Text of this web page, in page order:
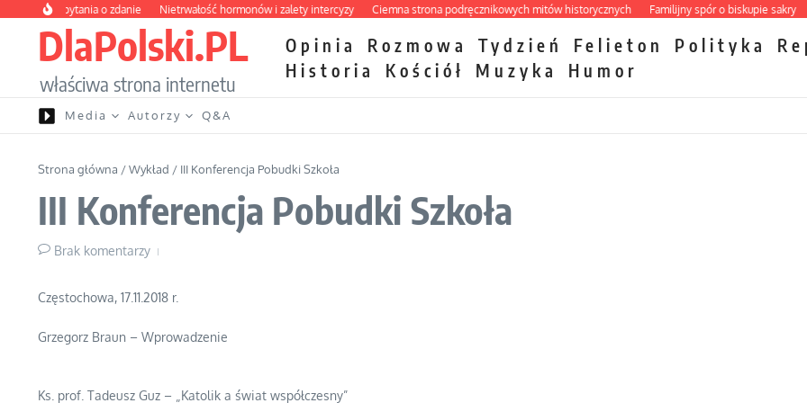
Przejdź do treści
bez pytania o zdanie Nietrwałość hormonów i zalety intercyzy Ciemna strona podręcznikowych mitów historycznych Familijny spór o biskupie sakry
DlaPolski.PL
właściwa strona internetu
Opinia Rozmowa Tydzień Felieton Polityka
Historia
Kościół Muzyka Humor
Media Autorzy Q&A
Strona główna /Wykład / III Konferencja Pobudki Szkoła
III Konferencja Pobudki Szkoła
Brak komentarzy
Częstochowa, 17.11.2018 r.
Grzegorz Braun – Wprowadzenie
Ks. prof. Tadeusz Guz – „Katolik a świat współczesny”